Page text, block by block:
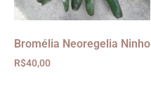
Bromélia Neoregelia Ninho
R$40,00